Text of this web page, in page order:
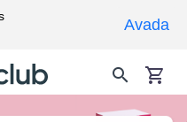
Avada